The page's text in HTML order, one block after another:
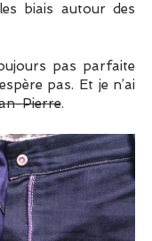
biais autour des
pas parfaite
pas. Et je n’ai
Pierre.